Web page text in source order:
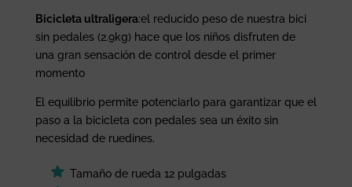
Bicicleta ultraligera:el reducido peso de nuestra bici
sin pedales (2.9kg) hace que los niños disfruten de
una gran sensación de control desde el primer
momento
El equilibrio permite potenciarlo para garantizar que el
paso a la bicicleta con pedales sea un éxito sin
necesidad de ruedines.
Tamaño de rueda 12 pulgadas